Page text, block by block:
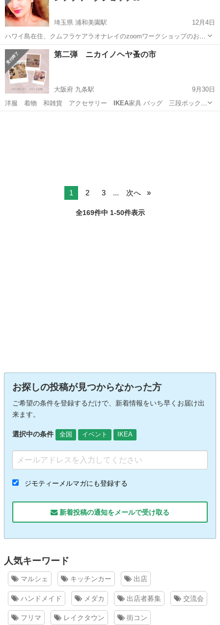
埼玉県 浦和美園駅
12月4日
ハワイ島在住、クムフラケアラオナレイのzoomワークショップのお知
らせです！ オアフ島出身、ハワイ島育ち、フラを教えて25年、ダンサ
ーとしてもハワイやアメリカ本土、ニュージーランドや日本でもご活
躍で、日本の先生たちにもご指...
埼玉 さいたま市 浦和美園駅 スポーツ
第二弾 ニカイノヘヤ蚤の市
大阪府 九条駅
9月30日
洋服 着物 和雑貨 アクセサリー
IKEA家具 バッグ 三段ボック
ス ヨガマッ…
1 2 3 ... 次へ
全169件中 1-50件表示
お探しの投稿が見つからなかった方
ご希望の条件を登録するだけで、新着情報をいち早くお届け出
来ます。
選択中の条件 全国 イベント IKEA
ジモティーメルマガにも登録する
新着投稿の通知をメールで受け取る
人気キーワード
マルシェ キッチンカー 出店
ハンドメイド メダカ 出店者募集 交流会
フリマ レイクタウン 街コン